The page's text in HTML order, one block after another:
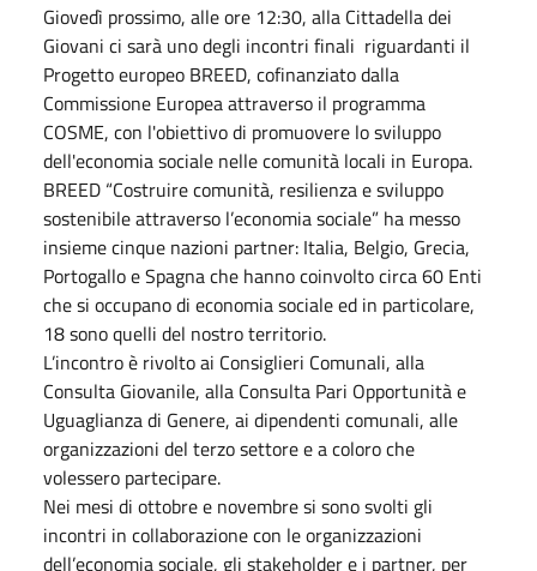
Giovedì prossimo, alle ore 12:30, alla Cittadella dei
Giovani ci sarà uno degli incontri finali riguardanti il
Progetto europeo BREED, cofinanziato dalla
Commissione Europea attraverso il programma
COSME, con l'obiettivo di promuovere lo sviluppo
dell'economia sociale nelle comunità locali in Europa.
BREED “Costruire comunità, resilienza e sviluppo
sostenibile attraverso l’economia sociale” ha messo
insieme cinque nazioni partner: Italia, Belgio, Grecia,
Portogallo e Spagna che hanno coinvolto circa 60 Enti
che si occupano di economia sociale ed in particolare,
18 sono quelli del nostro territorio.
L’incontro è rivolto ai Consiglieri Comunali, alla
Consulta Giovanile, alla Consulta Pari Opportunità e
Uguaglianza di Genere, ai dipendenti comunali, alle
organizzazioni del terzo settore e a coloro che
volessero partecipare.
Nei mesi di ottobre e novembre si sono svolti gli
incontri in collaborazione con le organizzazioni
dell’economia sociale, gli stakeholder e i partner, per